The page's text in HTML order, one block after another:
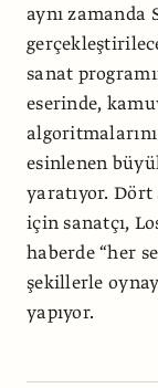
aynı zamanda
sanat
eserinde,
esinlenen
yaratıyor. Dört
için sanatçı,
haberde “her
şekillerle
yapıyor.